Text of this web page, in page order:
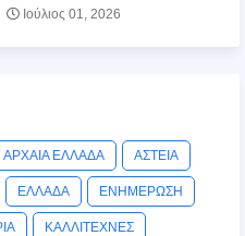
Ιούλιος 01, 2026
ΑΡΧΑΙΑ ΕΛΛΑΔΑ ΑΣΤΕΙΑ
ΕΛΛΑΔΑ ΕΝΗΜΕΡΩΣΗ
ΚΑΛΛΙΤΕΧΝΕΣ